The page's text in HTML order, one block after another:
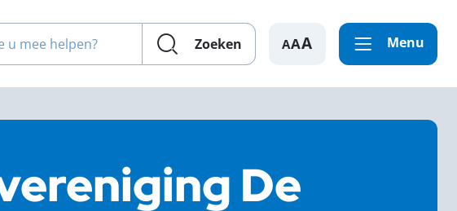
u mee helpen?
Zoeken A Menu
De